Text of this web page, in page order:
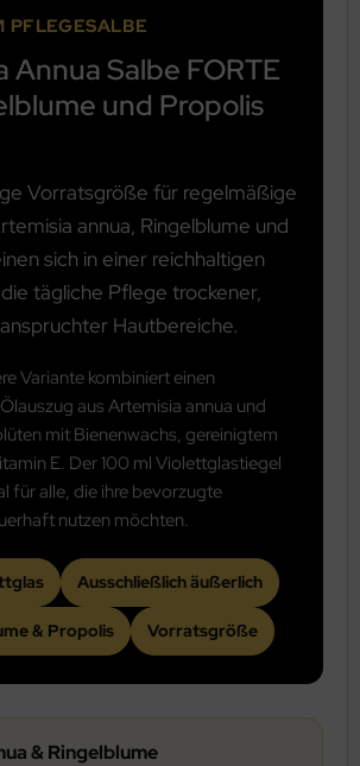
PFLEGESALBE
Annua Salbe FORTE
und Propolis
Vorratsgröße für regelmäßige
annua, Ringelblume und
sich in einer reichhaltigen
tägliche Pflege trockener,
Hautbereiche.
Variante kombiniert einen
aus Artemisia annua und
mit Bienenwachs, gereinigtem
E. Der 100 ml Violettglastiegel
für alle, die ihre bevorzugte
nutzen möchten.
Ausschließlich äußerlich
& Propolis Vorratsgröße
& Ringelblume